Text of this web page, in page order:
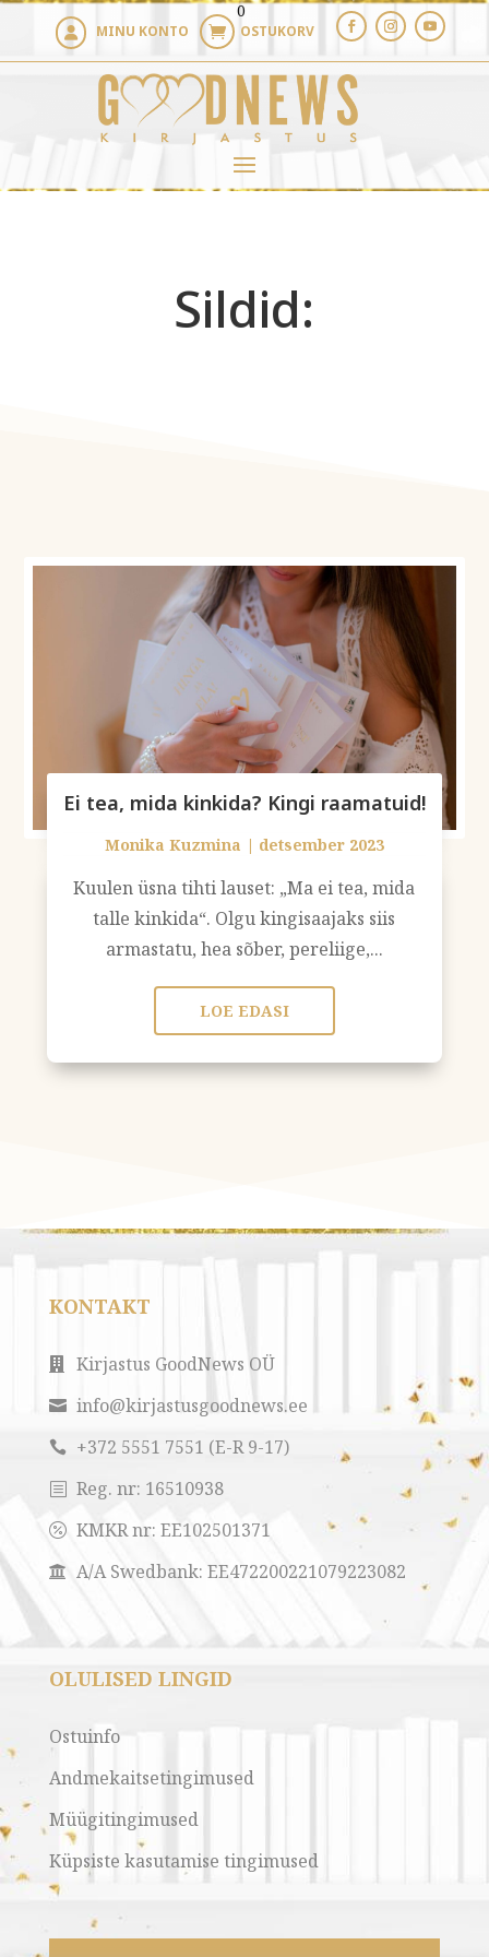
 MINU KONTO 
0
OSTUKORV
Sildid:
Ei tea, mida kinkida? Kingi raamatuid!
Monika Kuzmina | detsember 2023
Kuulen üsna tihti lauset: „Ma ei tea, mida
talle kinkida“. Olgu kingisaajaks siis
armastatu, hea sõber, pereliige,...
LOE EDASI
KONTAKT
 Kirjastus GoodNews OÜ
 info@kirjastusgoodnews.ee
 +372 5551 7551 (E-R 9-17)
b Reg. nr: 16510938
 KMKR nr: EE102501371
 A/A Swedbank: EE472200221079223082
OLULISED LINGID
Ostuinfo
Andmekaitsetingimused
Müügitingimused
Küpsiste kasutamise tingimused